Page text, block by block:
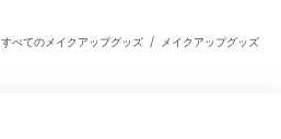
すべてのメイクアップグッズ / メイクアップグッズ